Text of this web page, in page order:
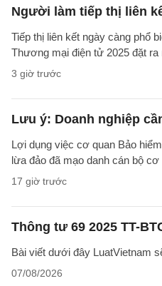
Người làm tiếp thị liên
Tiếp thị liên kết ngày càng phổ
Thương mại điện tử 2025 đặt
3 giờ trước
Lưu ý: Doanh nghiệp
Lợi dụng việc cơ quan Bảo
lừa đảo đã mạo danh cán bộ
17 giờ trước
Thông tư 69 2025 TT-
Bài viết dưới đây LuatVietnam
07/08/2026